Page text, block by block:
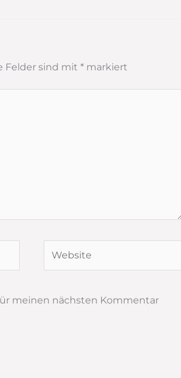
Felder sind mit * markiert
meinen nächsten Kommentar